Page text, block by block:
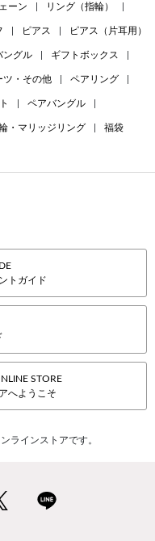
ーン リング（指輪）
ピアス ピアス（片耳用）
ングル ギフトボックス
ツ・その他 ペアリング
ペアバングル
・マリッジリング 福袋
トガイド
STORE
へようこそ
ラインストアです。